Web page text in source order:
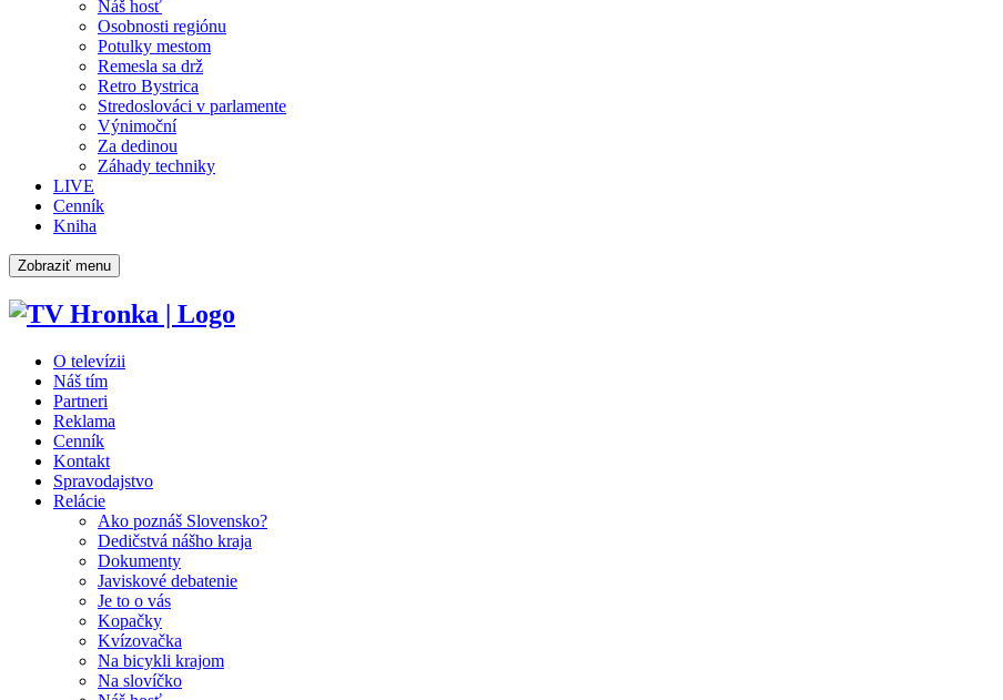
Náš hosť
Osobnosti regiónu
Potulky mestom
Remesla sa drž
Retro Bystrica
Stredoslováci v parlamente
Výnimoční
Za dedinou
Záhady techniky
LIVE
Cenník
Kniha
Zobraziť menu
O televízii
Náš tím
Partneri
Reklama
Cenník
Kontakt
Spravodajstvo
Relácie
Ako poznáš Slovensko?
Dedičstvá nášho kraja
Dokumenty
Javiskové debatenie
Je to o vás
Kopačky
Kvízovačka
Na bicykli krajom
Na slovíčko